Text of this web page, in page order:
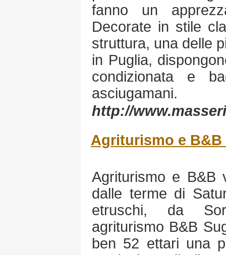
fanno un
Decorate in stile
struttura, una delle
in Puglia,
condizionata e
asciugamani.
http://
Agriturismo e
Agriturismo e B&B
dalle terme di
etruschi, da
agriturismo B&B
ben 52 ettari una